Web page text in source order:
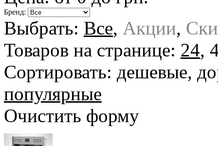
Бренд:
Выбрать: Все, Акции,
Товаров на странице: 24,
Сортировать: дешевые,
популярные
Очистить форму